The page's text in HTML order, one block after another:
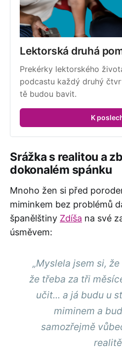
Lektorská druhá
Prekérky lektorského
podcastu každý druhý
tě budou bavit.
K
Srážka s realitou a
dokonalém spánku
Mnoho žen si před
miminkem bez problémů
španělštiny Zdíša na své
úsměvem:
„Myslela jsem si,
že třeba za tři
učit... a já budu u
miminem a
samozřejmě